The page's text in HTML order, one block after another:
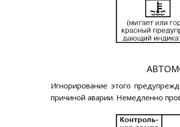
Игнорирование этого
причиной аварии. Немедленно